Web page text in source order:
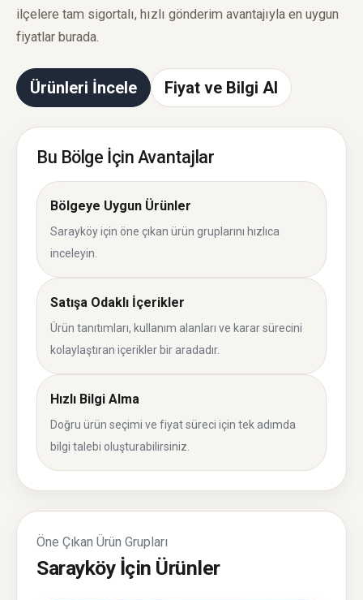
ilçelere tam sigortalı, hızlı gönderim avantajıyla en uygun
fiyatlar burada.
Ürünleri İncele Fiyat ve Bilgi Al
Bu Bölge İçin Avantajlar
Bölgeye Uygun Ürünler
Sarayköy için öne çıkan ürün gruplarını hızlıca
inceleyin.
Satışa Odaklı İçerikler
Ürün tanıtımları, kullanım alanları ve karar sürecini
kolaylaştıran içerikler bir aradadır.
Hızlı Bilgi Alma
Doğru ürün seçimi ve fiyat süreci için tek adımda
bilgi talebi oluşturabilirsiniz.
Öne Çıkan Ürün Grupları
Sarayköy İçin Ürünler